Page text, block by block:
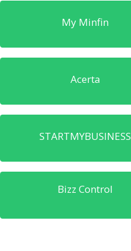
My Minfin
Acerta
STARTMYBUSINESS
Bizz Control